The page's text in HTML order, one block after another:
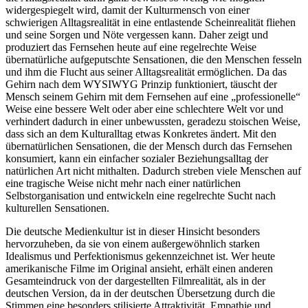
widergespiegelt wird, damit der Kulturmensch von einer
schwierigen Alltagsrealität in eine entlastende Scheinrealität fliehen
und seine Sorgen und Nöte vergessen kann. Daher zeigt und
produziert das Fernsehen heute auf eine regelrechte Weise
übernatürliche aufgeputschte Sensationen, die den Menschen fesseln
und ihm die Flucht aus seiner Alltagsrealität ermöglichen. Da das
Gehirn nach dem WYSIWYG Prinzip funktioniert, täuscht der
Mensch seinem Gehirn mit dem Fernsehen auf eine „professionelle“
Weise eine bessere Welt oder aber eine schlechtere Welt vor und
verhindert dadurch in einer unbewussten, geradezu stoischen Weise,
dass sich an dem Kulturalltag etwas Konkretes ändert. Mit den
übernatürlichen Sensationen, die der Mensch durch das Fernsehen
konsumiert, kann ein einfacher sozialer Beziehungsalltag der
natürlichen Art nicht mithalten. Dadurch streben viele Menschen auf
eine tragische Weise nicht mehr nach einer natürlichen
Selbstorganisation und entwickeln eine regelrechte Sucht nach
kulturellen Sensationen.
Die deutsche Medienkultur ist in dieser Hinsicht besonders
hervorzuheben, da sie von einem außergewöhnlich starken
Idealismus und Perfektionismus gekennzeichnet ist. Wer heute
amerikanische Filme im Original ansieht, erhält einen anderen
Gesamteindruck von der dargestellten Filmrealität, als in der
deutschen Version, da in der deutschen Übersetzung durch die
Stimmen eine besonders stilisierte Attraktivität, Empathie und